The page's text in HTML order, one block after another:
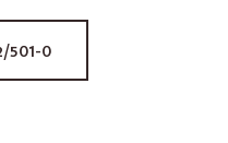
501-0